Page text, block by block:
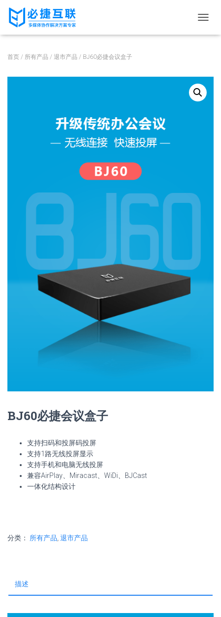
换
首页 / 所有产品 / 退市产品 / BJ60必捷会议盒子
BJ60必捷会议盒子
支持扫码和投屏码投屏
支持1路无线投屏显示
支持手机和电脑无线投屏
兼容AirPlay、Miracast、WiDi、BJCast
一体化结构设计
分类： 所有产品, 退市产品
描述